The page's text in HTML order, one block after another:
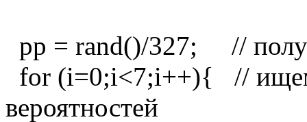
pp = rand()/327; //
for (i=0;i<7;i++){ // ищем
вероятностей